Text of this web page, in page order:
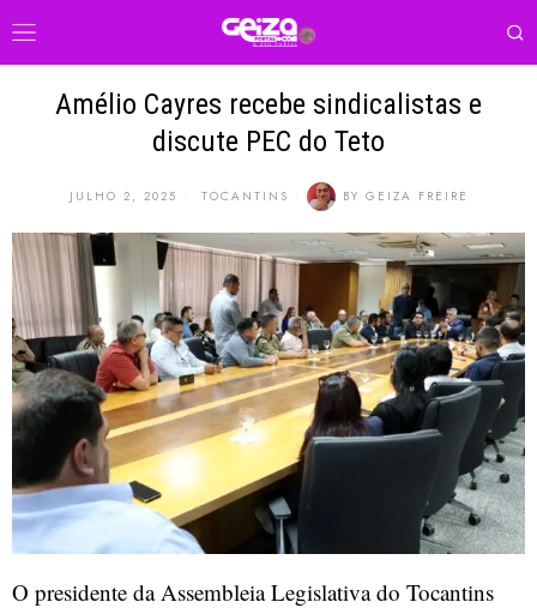
Amélio Cayres recebe sindicalistas e
discute PEC do Teto
JULHO 2, 2025 TOCANTINS BY GEIZA FREIRE
O presidente da Assembleia Legislativa do Tocantins